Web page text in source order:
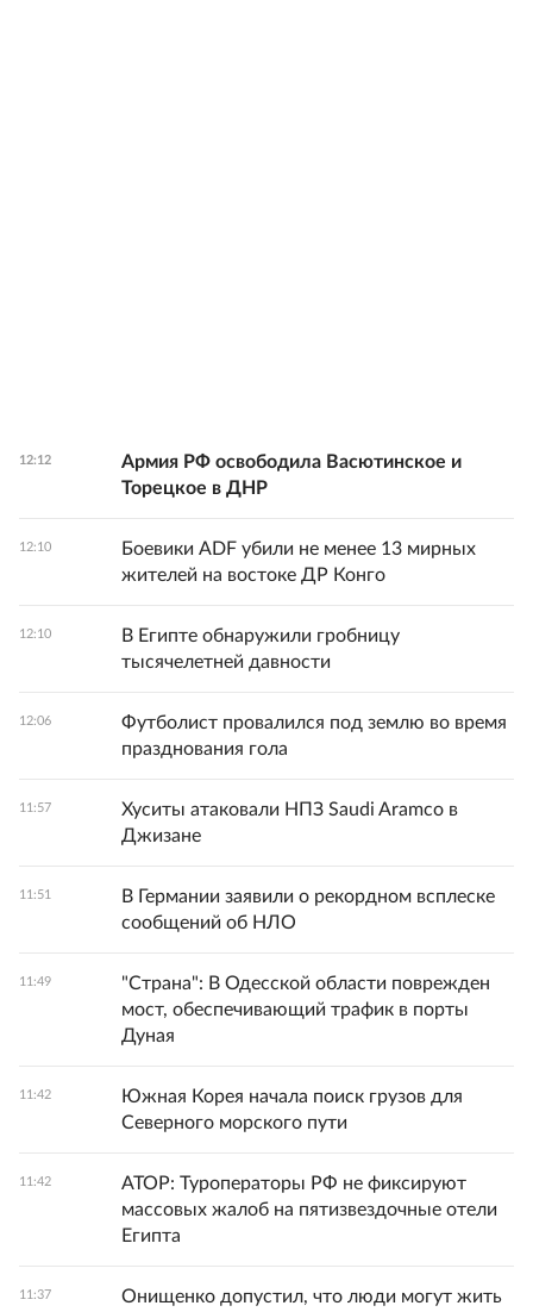
12:12
Армия РФ освободила Васютинское и
Торецкое в ДНР
12:10
Боевики ADF убили не менее 13 мирных
жителей на востоке ДР Конго
12:10
В Египте обнаружили гробницу
тысячелетней давности
12:06
Футболист провалился под землю во время
празднования гола
11:57
Хуситы атаковали НПЗ Saudi Aramco в
Джизане
11:51
В Германии заявили о рекордном всплеске
сообщений об НЛО
11:49
"Страна": В Одесской области поврежден
мост, обеспечивающий трафик в порты
Дуная
11:42
Южная Корея начала поиск грузов для
Северного морского пути
11:42
АТОР: Туроператоры РФ не фиксируют
массовых жалоб на пятизвездочные отели
Египта
11:37
Онищенко допустил, что люди могут жить